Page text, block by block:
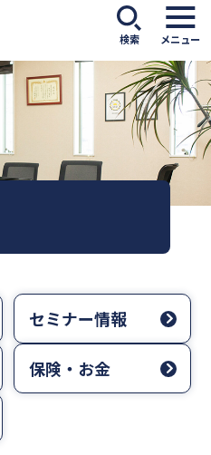
検索 メニュー
セミナー情報
保険・お金